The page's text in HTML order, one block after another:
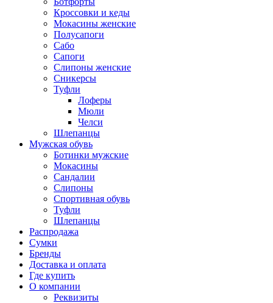
Кроссовки и кеды
Мокасины женские
Полусапоги
Сабо
Сапоги
Слипоны женские
Сникерсы
Туфли
Лоферы
Мюли
Челси
Шлепанцы
Мужская обувь
Ботинки мужские
Мокасины
Сандалии
Слипоны
Спортивная обувь
Туфли
Шлепанцы
Распродажа
Сумки
Бренды
Доставка и оплата
Где купить
О компании
Реквизиты